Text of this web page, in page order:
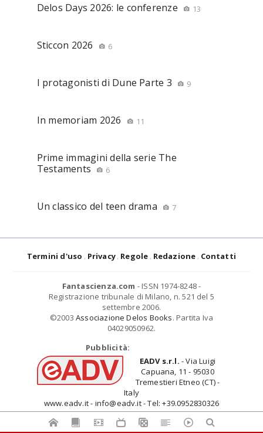
Delos Days 2026: le conferenze 13
Sticcon 2026 6
I protagonisti di Dune Parte 3 9
In memoriam 2026 11
Prime immagini della serie The
Testaments
6
Un classico del teen drama 7
Termini d'uso Privacy Regole Redazione Contatti
Fantascienza.com - ISSN 1974-8248 -
Registrazione tribunale di Milano, n. 521 del 5
settembre 2006.
©2003 Associazione Delos Books. Partita Iva
04029050962.
Pubblicità:
EADV s.r.l. - Via Luigi
Capuana, 11 - 95030
Tremestieri Etneo (CT) -
Italy
www.eadv.it - info@eadv.it - Tel: +39.0952830326